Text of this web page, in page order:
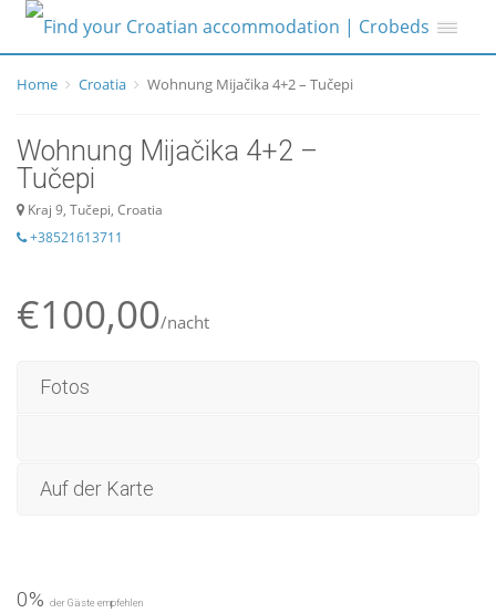
Home Croatia Wohnung Mijačika 4+2 – Tučepi
Wohnung Mijačika 4+2 –
Tučepi
Kraj 9, Tučepi, Croatia
+38521613711
€100,00/nacht
Fotos
Auf der Karte
0% der Gäste empfehlen